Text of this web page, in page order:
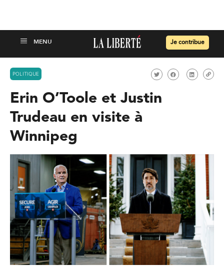
Je contribue
POLITIQUE
Erin O’Toole et Justin
Trudeau en visite à
Winnipeg